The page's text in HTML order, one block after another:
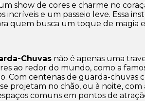
show de cores e charme no
incríveis e um passeio leve. Essa
quem busca um toque de magia
Chuvas não é apenas uma
ao redor do mundo, como a
Com centenas de guarda-chuvas
projetam no chão, ou à noite,
comuns em pontos de